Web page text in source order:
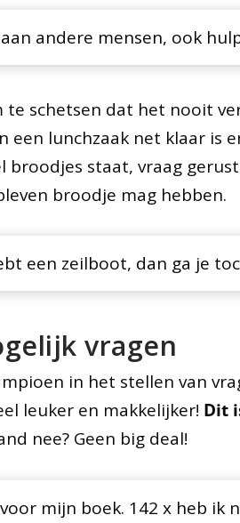
andere mensen, ook
te schetsen dat het nooit
een lunchzaak net klaar is
broodjes staat, vraag
broodje mag hebben.
een zeilboot, dan ga je
vragen
in het stellen van
leuker en makkelijker! Dit
nee? Geen big deal!
mijn boek. 142 x heb ik